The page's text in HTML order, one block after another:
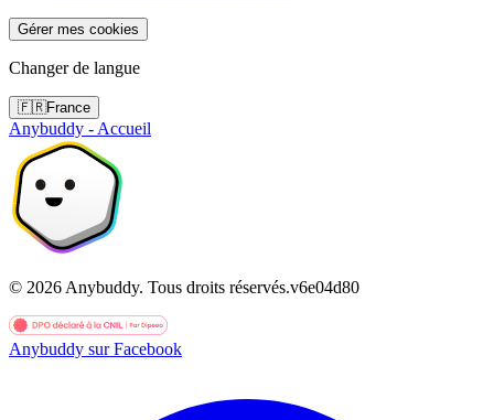
Gérer mes cookies
Changer de langue
🇫🇷France
Anybuddy - Accueil
© 2026 Anybuddy. Tous droits réservés.v6e04d80
Anybuddy sur Facebook